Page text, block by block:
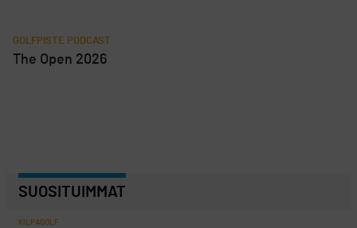
GOLFPISTE PODCAST
The Open 2026
SUOSITUIMMAT
KILPAGOLF